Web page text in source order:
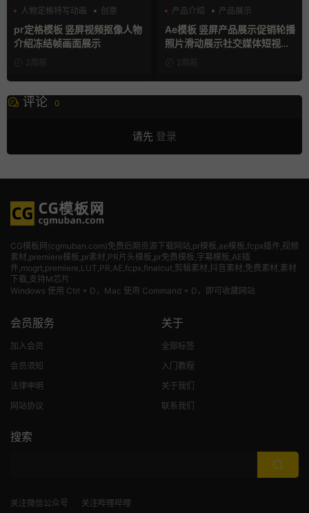
人物定格特写动画
创意
动态海报
pr定格模板 竖屏视频抠像人物
介绍冻结帧画面展示
2周前
产品介绍
产品展示
卡通模板
Ae模板 竖屏产品展示促销轮播
照片滑动展示社交媒体短视频
片头2周前
评论 0
请先 登录
CG模板网(cgmuban.com)免费后期资源下载网站,pr模板,ae模板,fcpx插件,视频
素材 ,premiere模板,pr素材,PR片头模板,pr免费模板,字幕模板,AE插
件,mogrt,premiere,LUT,PR,AE,fcpx,finalcut,剪辑素材,抖音素材,免费素材,素材
下载,支持M芯片
Windows 使用 Ctrl + D，Mac 使用 Command + D，即可收藏网站
会员服务
加入会员
会员须知
法律申明
网站协议
关于
全部标签
入门教程
关于我们
联系我们
搜索
关注微信公众号 关注哔哩哔哩